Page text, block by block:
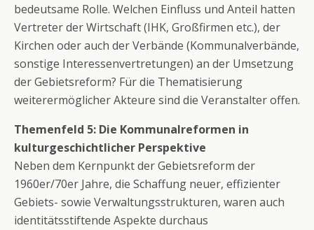
bedeutsame Rolle. Welchen Einfluss und Anteil hatten
Vertreter der Wirtschaft (IHK, Großfirmen etc.), der
Kirchen oder auch der Verbände (Kommunalverbände,
sonstige Interessenvertretungen) an der Umsetzung
der Gebietsreform? Für die Thematisierung
weiterermöglicher Akteure sind die Veranstalter offen.
Themenfeld 5: Die Kommunalreformen in
kulturgeschichtlicher Perspektive
Neben dem Kernpunkt der Gebietsreform der
1960er/70er Jahre, die Schaffung neuer, effizienter
Gebiets- sowie Verwaltungsstrukturen, waren auch
identitätsstiftende Aspekte durchaus